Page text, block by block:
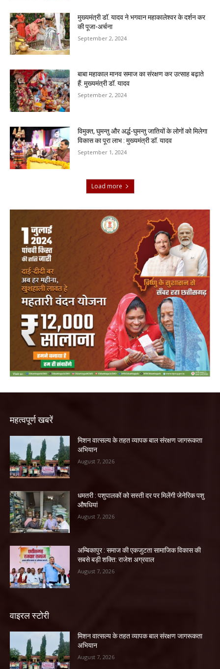
मुख्यमंत्री डॉ. यादव ने भगवान महाकालेश्वर के दर्शन कर
की पूजा-अर्चना
September 2, 2024
बाबा महाकाल मानव समाज का संरक्षण कर उत्साह बढ़ाते
हैं: मुख्यमंत्री डॉ. यादव
September 2, 2024
विमुक्त, घुमन्तु और अर्द्ध-घुमन्तु जातियों के लोगों को मिलेगा
विकास का पूरा लाभ : मुख्यमंत्री डॉ. यादव
September 1, 2024
Load more
महत्वपूर्ण खबरें
मिशन वात्सल्य के तहत व्यापक बाल संरक्षण जागरूकता
अभियान
August 7, 2026
धमतरी : पशुपालकों को सस्ती दर पर मिलेंगी जेनेरिक पशु
औषधियां
August 7, 2026
अम्बिकापुर : समाज की एकजुटता सामाजिक विकास की
सबसे बड़ी शक्ति: राजेश अग्रवाल
August 7, 2026
वाइरल स्टोरी
मिशन वात्सल्य के तहत व्यापक बाल संरक्षण जागरूकता
अभियान
August 7, 2026